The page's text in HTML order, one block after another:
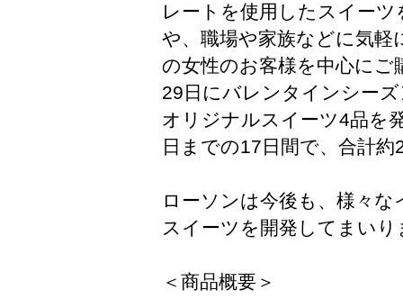
レートを使用したスイー
や、職場や家族などに気
の女性のお客様を中心に
29日にバレンタインシー
オリジナルスイーツ4品を
日までの17日間で、合計
ローソンは今後も、様々
スイーツを開発してまいり
＜商品概要＞